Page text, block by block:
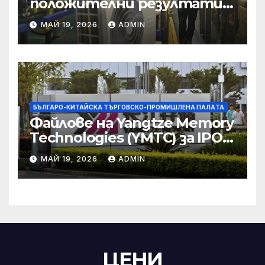
икономическите и
търговски консултации:
министерство
МАЙ 19, 2026 ADMIN
БЪЛГАРО-КИТАЙСКА ТЪРГОВСКО-ПРОМИШЛЕНА ПАЛAТА
Файлове на Yangtze Memory
Technologies (YMTC) за IPO
на STAR Market
МАЙ 19, 2026 ADMIN
ЦЕНИ